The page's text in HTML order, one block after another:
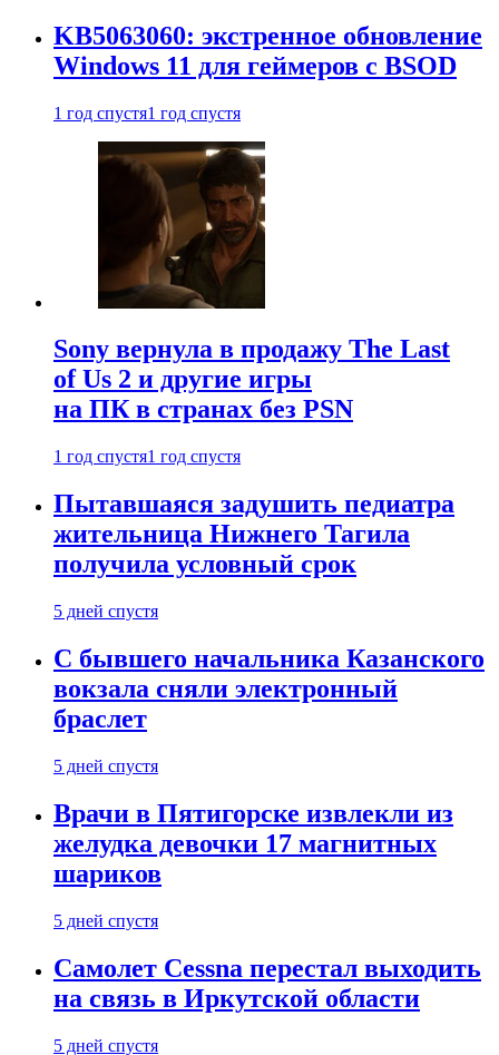
KB5063060: экстренное обновление
Windows 11 для геймеров с BSOD
1 год спустя1 год спустя
Sony вернула в продажу The Last
of Us 2 и другие игры
на ПК в странах без PSN
1 год спустя1 год спустя
Пытавшаяся задушить педиатра
жительница Нижнего Тагила
получила условный срок
5 дней спустя
С бывшего начальника Казанского
вокзала сняли электронный
браслет
5 дней спустя
Врачи в Пятигорске извлекли из
желудка девочки 17 магнитных
шариков
5 дней спустя
Самолет Cessna перестал выходить
на связь в Иркутской области
5 дней спустя